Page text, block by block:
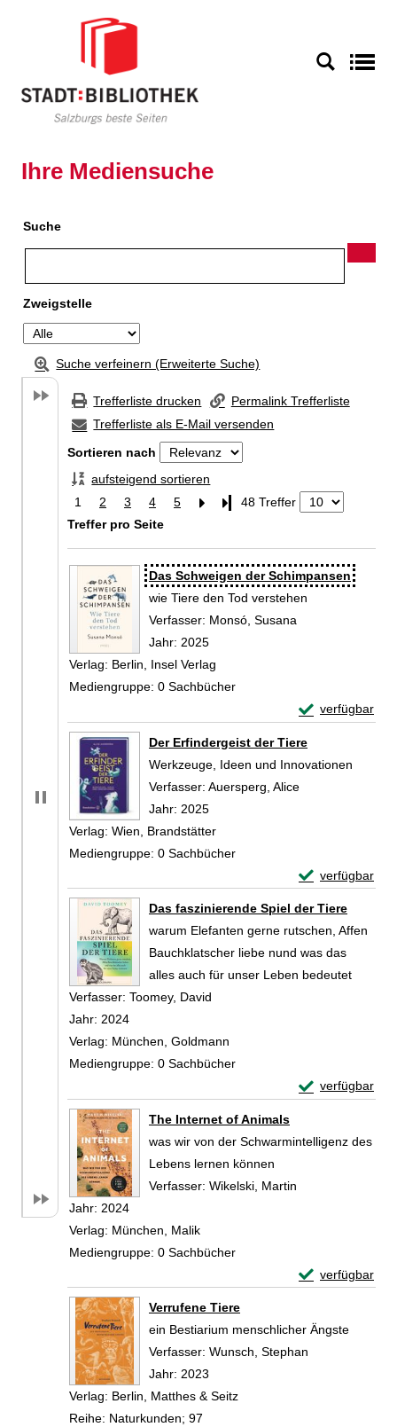
Ihre Mediensuche
Suche
Zweigstelle
Suche verfeinern (Erweiterte Suche)
Trefferliste drucken
Permalink Trefferliste
Trefferliste als E-Mail versenden
Sortieren nach
aufsteigend sortieren
1
2 3 4 5 Letzte Seite
48 Treffer
Treffer pro Seite
Suchergebnis
Zu den Suchfiltern springen
Das Schweigen der Schimpansen
wie Tiere den Tod verstehen
Verfasser: Monsó, Susana
Jahr: 2025
Verlag: Berlin, Insel Verlag
Mediengruppe: 0 Sachbücher
verfügbar
Exemplar-
Der Erfindergeist der Tiere
Werkzeuge, Ideen und Innovationen
Verfasser: Auersperg, Alice
Jahr: 2025
Verlag: Wien, Brandstätter
Mediengruppe: 0 Sachbücher
verfügbar
Exemplar-
Das faszinierende Spiel der Tiere
warum Elefanten gerne rutschen, Affen
Bauchklatscher liebe nund was das
alles auch für unser Leben bedeutet
Verfasser: Toomey, David
Jahr: 2024
Verlag: München, Goldmann
Mediengruppe: 0 Sachbücher
verfügbar
Exemplar-
The Internet of Animals
was wir von der Schwarmintelligenz des
Lebens lernen können
Verfasser: Wikelski, Martin
Jahr: 2024
Verlag: München, Malik
Mediengruppe: 0 Sachbücher
verfügbar
Exemplar-
Verrufene Tiere
ein Bestiarium menschlicher Ängste
Verfasser: Wunsch, Stephan
Jahr: 2023
Verlag: Berlin, Matthes & Seitz
Reihe: Naturkunden; 97